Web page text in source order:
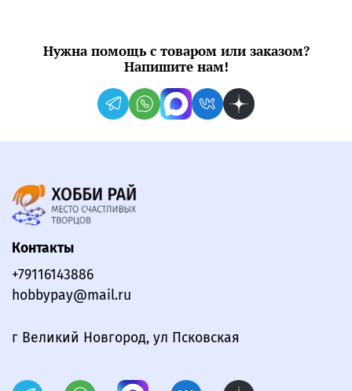
Нужна помощь с товаром или заказом?
Напишите нам!
Контакты
+79116143886
hobbypay@mail.ru
г Великий Новгород, ул Псковская